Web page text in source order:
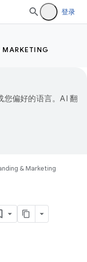
登录
偏好的语言。AI 翻
& Marketing